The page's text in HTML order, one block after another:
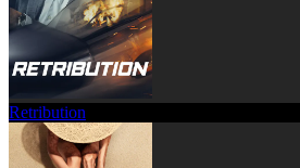
Retribution